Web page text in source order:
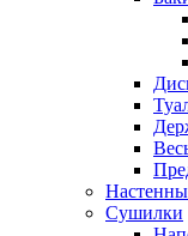
Сушилки